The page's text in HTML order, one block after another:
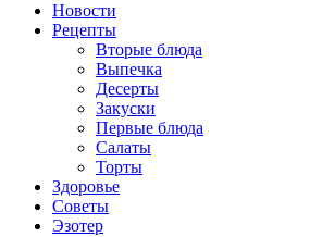
Новости
Рецепты
Вторые блюда
Выпечка
Десерты
Закуски
Первые блюда
Салаты
Торты
Здоровье
Советы
Эзотер